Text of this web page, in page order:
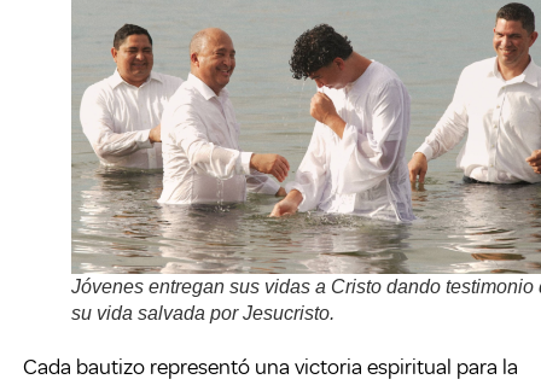
Jóvenes entregan sus vidas a Cristo dando testimonio
su vida salvada por Jesucristo.
Cada bautizo representó una victoria espiritual para la